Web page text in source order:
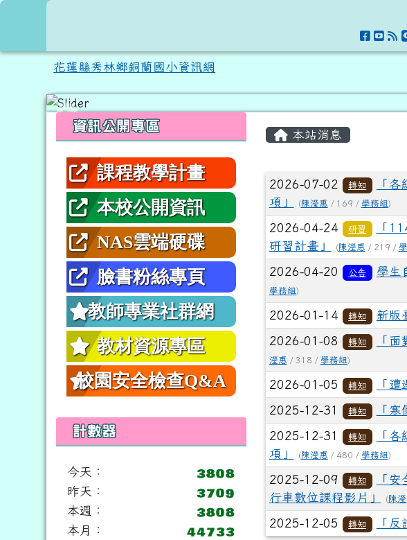
跳至主內容區
花蓮縣秀林鄉銅蘭國小資訊網
左邊區域內容
資訊公開專區
課程教學計畫
本校公開資訊
NAS雲端硬碟
臉書粉絲專頁
教師專業社群網
教材資源專區
校園安全檢查Q&A
計數器
今天：
昨天：
本週：
本月：
主內容區域
本站消息
文章列表
2026-07-02 轉知
「
項」
(陳瀅惠 / 169 / 學務組)
2026-04-24 研習
「
研習計畫」
(陳瀅惠 / 219 /
2026-04-20 公告 學生
學務組)
2026-01-14 轉知 新版
2026-01-08 轉知 「
瀅惠 / 318 / 學務組)
2026-01-05 轉知 「
2025-12-31 轉知 「
2025-12-31 轉知
「
項」
(陳瀅惠 / 480 / 學務組)
2025-12-09 轉知
「
行車數位課程影片」
(陳
2025-12-05 轉知 「
頁尾區域